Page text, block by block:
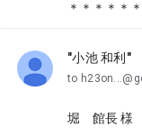
＊＊＊＊＊
"小池 和利"
unread,
to
堀 館長 様